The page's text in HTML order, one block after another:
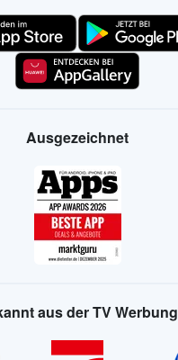
Ausgezeichnet
aus der TV Werbung